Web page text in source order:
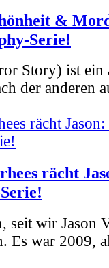
&
Serie!
Story) ist ein
der anderen
rächt
seit wir Jason
Es war 2009,